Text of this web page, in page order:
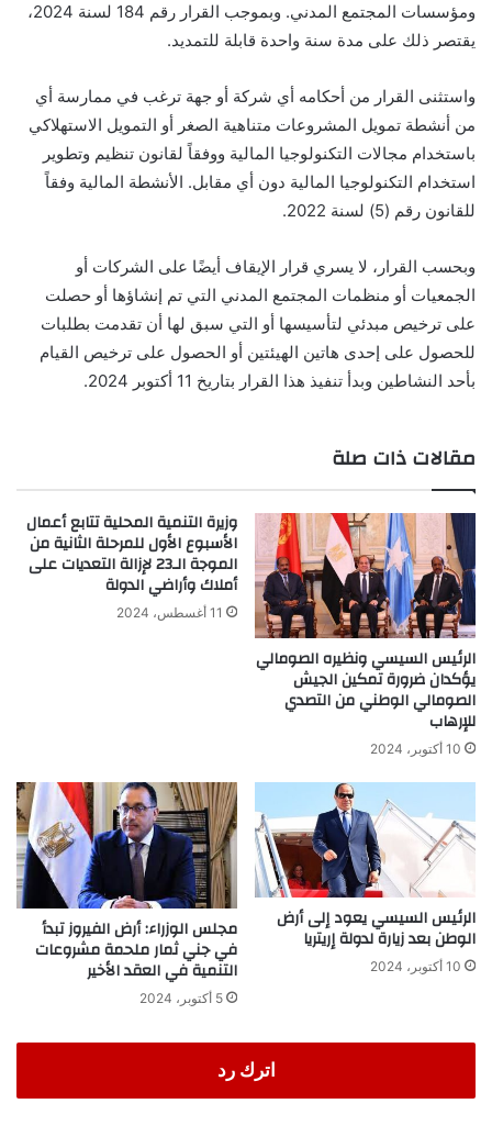
ومؤسسات المجتمع المدني. وبموجب القرار رقم 184 لسنة 2024،
يقتصر ذلك على مدة سنة واحدة قابلة للتمديد.
واستثنى القرار من أحكامه أي شركة أو جهة ترغب في ممارسة أي
من أنشطة تمويل المشروعات متناهية الصغر أو التمويل الاستهلاكي
باستخدام مجالات التكنولوجيا المالية ووفقاً لقانون تنظيم وتطوير
استخدام التكنولوجيا المالية دون أي مقابل. الأنشطة المالية وفقاً
للقانون رقم (5) لسنة 2022.
وبحسب القرار، لا يسري قرار الإيقاف أيضًا على الشركات أو
الجمعيات أو منظمات المجتمع المدني التي تم إنشاؤها أو حصلت
على ترخيص مبدئي لتأسيسها أو التي سبق لها أن تقدمت بطلبات
للحصول على إحدى هاتين الهيئتين أو الحصول على ترخيص القيام
بأحد النشاطين وبدأ تنفيذ هذا القرار بتاريخ 11 أكتوبر 2024.
مقالات ذات صلة
الرئيس السيسي ونظيره الصومالي
يؤكدان ضرورة تمكين الجيش
الصومالي الوطني من التصدي
للإرهاب
10 أكتوبر، 2024
وزيرة التنمية المحلية تتابع أعمال
الأسبوع الأول للمرحلة الثانية من
الموجة الـ23 لإزالة التعديات على
أملاك وأراضي الدولة
11 أغسطس، 2024
الرئيس السيسي يعود إلى أرض
الوطن بعد زيارة لدولة إريتريا
10 أكتوبر، 2024
مجلس الوزراء: أرض الفيروز تبدأ
في جني ثمار ملحمة مشروعات
التنمية في العقد الأخير
5 أكتوبر، 2024
اترك رد